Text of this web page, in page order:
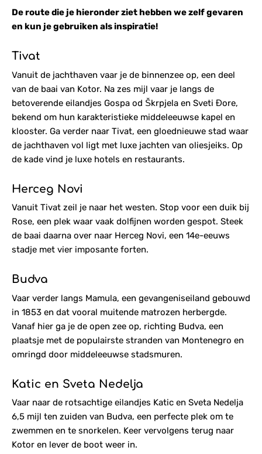
De route die je hieronder ziet hebben we zelf gevaren
en kun je gebruiken als inspiratie!
Tivat
Vanuit de jachthaven vaar je de binnenzee op, een deel
van de baai van Kotor. Na zes mijl vaar je langs de
betoverende eilandjes Gospa od Škrpjela en Sveti Đore,
bekend om hun karakteristieke middeleeuwse kapel en
klooster. Ga verder naar Tivat, een gloednieuwe stad waar
de jachthaven vol ligt met luxe jachten van oliesjeiks. Op
de kade vind je luxe hotels en restaurants.
Herceg Novi
Vanuit Tivat zeil je naar het westen. Stop voor een duik bij
Rose, een plek waar vaak dolfijnen worden gespot. Steek
de baai daarna over naar Herceg Novi, een 14e-eeuws
stadje met vier imposante forten.
Budva
Vaar verder langs Mamula, een gevangeniseiland gebouwd
in 1853 en dat vooral muitende matrozen herbergde.
Vanaf hier ga je de open zee op, richting Budva, een
plaatsje met de populairste stranden van Montenegro en
omringd door middeleeuwse stadsmuren.
Katic en Sveta Nedelja
Vaar naar de rotsachtige eilandjes Katic en Sveta Nedelja
6,5 mijl ten zuiden van Budva, een perfecte plek om te
zwemmen en te snorkelen. Keer vervolgens terug naar
Kotor en lever de boot weer in.